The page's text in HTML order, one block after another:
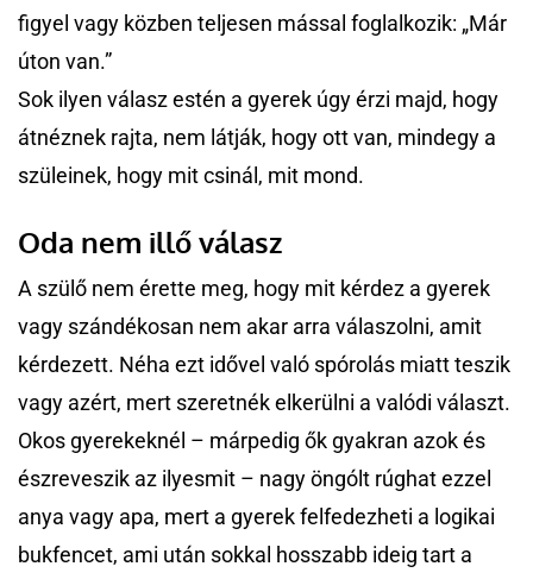
figyel vagy közben teljesen mással foglalkozik: „Már
úton van.”
Sok ilyen válasz estén a gyerek úgy érzi majd, hogy
átnéznek rajta, nem látják, hogy ott van, mindegy a
szüleinek, hogy mit csinál, mit mond.
Oda nem illő válasz
A szülő nem érette meg, hogy mit kérdez a gyerek
vagy szándékosan nem akar arra válaszolni, amit
kérdezett. Néha ezt idővel való spórolás miatt teszik
vagy azért, mert szeretnék elkerülni a valódi választ.
Okos gyerekeknél – márpedig ők gyakran azok és
észreveszik az ilyesmit – nagy öngólt rúghat ezzel
anya vagy apa, mert a gyerek felfedezheti a logikai
bukfencet, ami után sokkal hosszabb ideig tart a